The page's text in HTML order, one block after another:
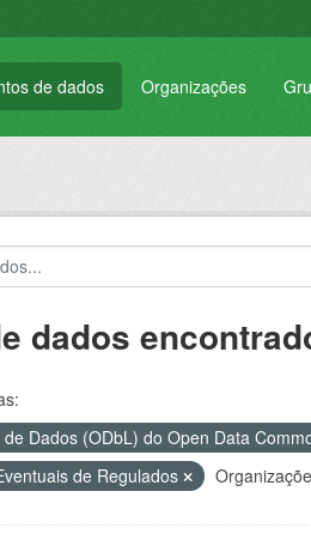
de dados Organizações
dados
Dados (ODbL) do Open Data
de Regulados